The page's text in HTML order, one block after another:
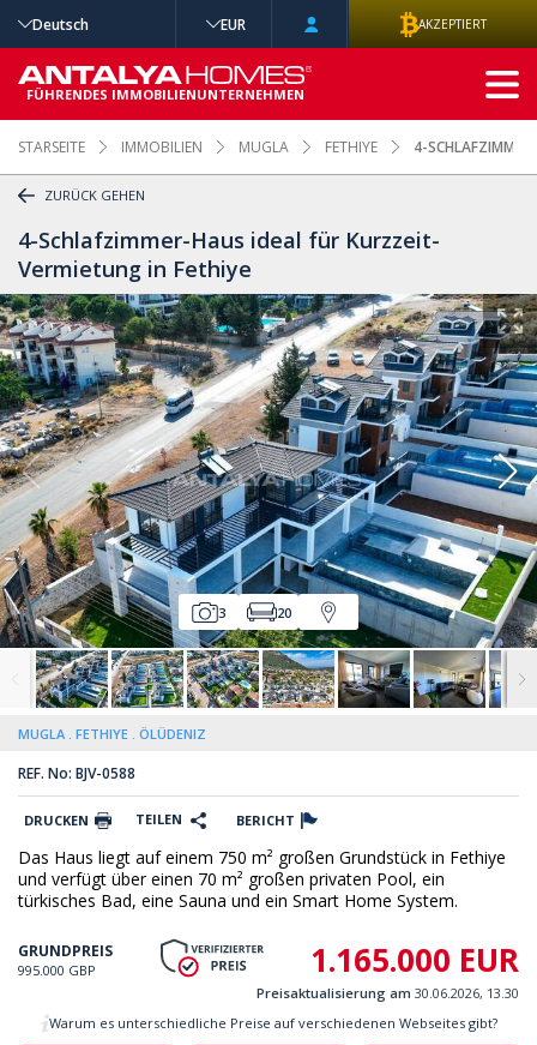
STARSEITE IMMOBILIEN MUGLA FETHIYE 4-
ZURÜCK GEHEN
4-Schlafzimmer-Haus ideal für Kurzzeit-
Vermietung in Fethiye
3 20
MUGLA FETHIYE ÖLÜDENIZ
REF. No: BJV-0588
DRUCKEN TEILEN BERICHT
Das Haus liegt auf einem 750 m² großen Grundstück in Fethiye
und verfügt über einen 70 m² großen privaten Pool, ein
türkisches Bad, eine Sauna und ein Smart Home System.
GRUNDPREIS
995.000 GBP 1.165.000 EUR
Preisaktualisierung am 30.06.2026, 13.30
Warum es unterschiedliche Preise auf verschiedenen Webseites gibt?
Deutsch EUR AKZEPTIERT
FÜHRENDES IMMOBILIENUNTERNEHMEN
ERWEITERTE
SUCHE